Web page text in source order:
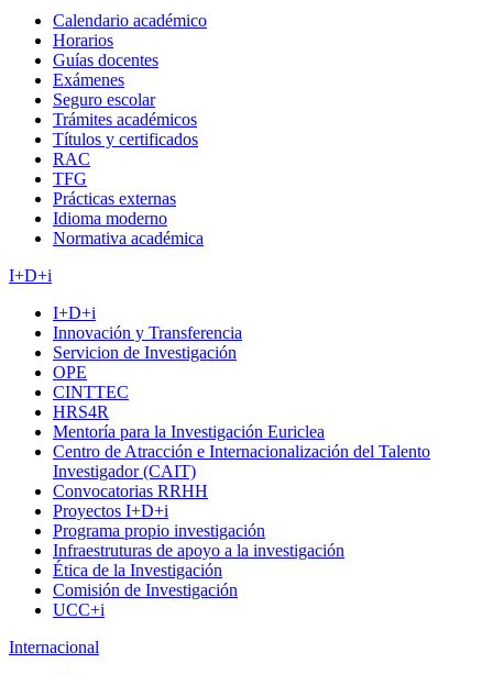
Calendario académico
Horarios
Guías docentes
Exámenes
Seguro escolar
Trámites académicos
Títulos y certificados
RAC
TFG
Prácticas externas
Idioma moderno
Normativa académica
I+D+i
I+D+i
Innovación y Transferencia
Servicion de Investigación
OPE
CINTTEC
HRS4R
Mentoría para la Investigación Euriclea
Centro de Atracción e Internacionalización del Talento
Investigador (CAIT)
Convocatorias RRHH
Proyectos I+D+i
Programa propio investigación
Infraestruturas de apoyo a la investigación
Ética de la Investigación
Comisión de Investigación
UCC+i
Internacional